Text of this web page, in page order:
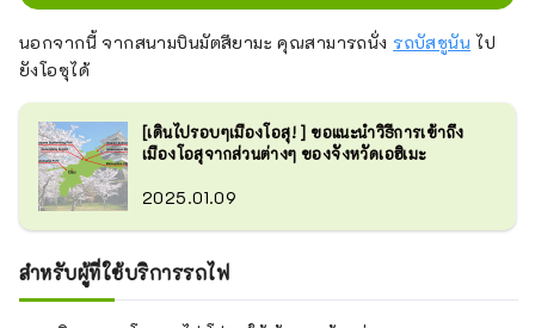
นอกจากนี้ จากสนามบินมัตสึยามะ คุณสามารถนั่ง รถบัสชูนัน ไป
ยังโอซุได้
[เดินไปรอบๆเมืองโอสุ! ] ขอแนะนำวิธีการเข้าถึง
เมืองโอสุจากส่วนต่างๆ ของจังหวัดเอฮิเมะ
2025.01.09
สำหรับผู้ที่ใช้บริการรถไฟ